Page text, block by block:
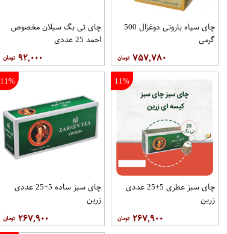
چای سیاه باروتی دوغزال 500
گرمی
۷۵۷,۷۸۰
چای تی بگ سیلان مخصوص
احمد 25 عددی
۹۲,۰۰۰
11%
چای سبز عطری 5+25 عددی
زرین
۲۶۷,۹۰۰
11%
چای سبز ساده 5+25 عددی
زرین
۲۶۷,۹۰۰